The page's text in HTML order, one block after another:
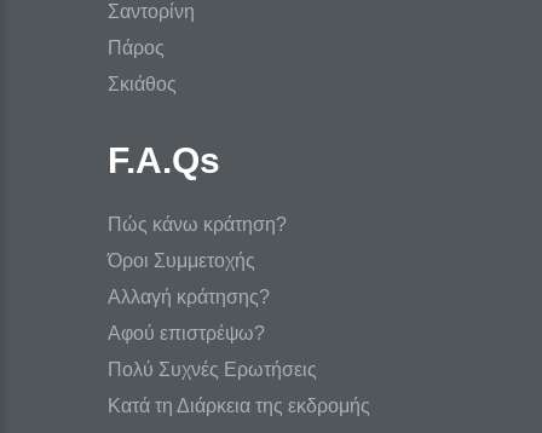
Σαντορίνη
Πάρος
Σκιάθος
F.A.Qs
Πώς κάνω κράτηση?
Όροι Συμμετοχής
Αλλαγή κράτησης?
Αφού επιστρέψω?
Πολύ Συχνές Ερωτήσεις
Κατά τη Διάρκεια της εκδρομής